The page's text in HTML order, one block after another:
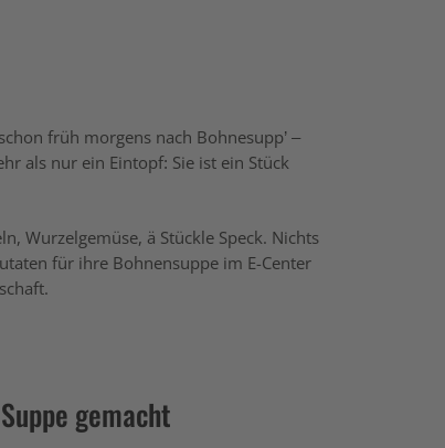
früh morgens nach Bohnesupp’ –
als nur ein Eintopf: Sie ist ein Stück
Wurzelgemüse, ä Stückle Speck. Nichts
für ihre Bohnensuppe im E-Center
gemacht